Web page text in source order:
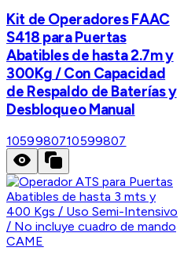
Kit de Operadores FAAC
S418 para Puertas
Abatibles de hasta 2.7m y
300Kg / Con Capacidad
de Respaldo de Baterías y
Desbloqueo Manual
1059980710599807
CAME